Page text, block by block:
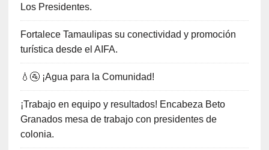
Los Presidentes.
Fortalece Tamaulipas su conectividad y promoción
turística desde el AIFA.
💧🚰 ¡Agua para la Comunidad!
¡Trabajo en equipo y resultados! Encabeza Beto
Granados mesa de trabajo con presidentes de
colonia.